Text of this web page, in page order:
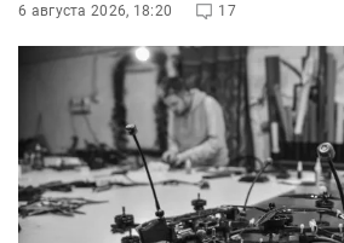
6 августа 2026, 18:20 17